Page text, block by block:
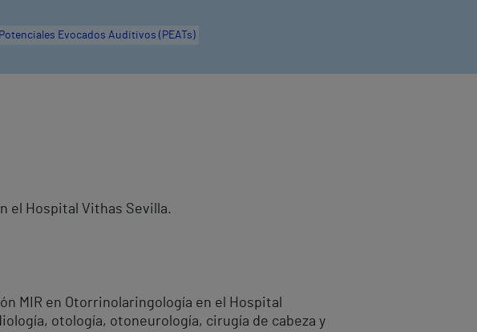
Potenciales Evocados Auditivos (PEATs)
el Hospital Vithas Sevilla.
MIR en Otorrinolaringología en el Hospital
otología, otoneurología, cirugía de cabeza y